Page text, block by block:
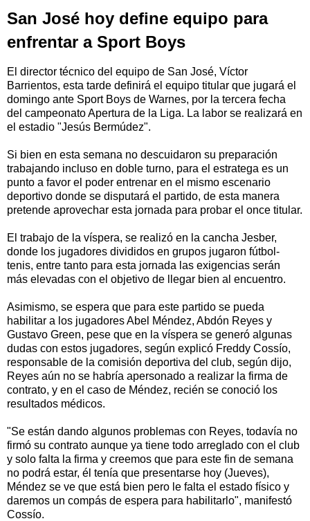
San José hoy define equipo para
enfrentar a Sport Boys
El director técnico del equipo de San José, Víctor
Barrientos, esta tarde definirá el equipo titular que jugará el
domingo ante Sport Boys de Warnes, por la tercera fecha
del campeonato Apertura de la Liga. La labor se realizará en
el estadio "Jesús Bermúdez".
Si bien en esta semana no descuidaron su preparación
trabajando incluso en doble turno, para el estratega es un
punto a favor el poder entrenar en el mismo escenario
deportivo donde se disputará el partido, de esta manera
pretende aprovechar esta jornada para probar el once titular.
El trabajo de la víspera, se realizó en la cancha Jesber,
donde los jugadores divididos en grupos jugaron fútbol-
tenis, entre tanto para esta jornada las exigencias serán
más elevadas con el objetivo de llegar bien al encuentro.
Asimismo, se espera que para este partido se pueda
habilitar a los jugadores Abel Méndez, Abdón Reyes y
Gustavo Green, pese que en la víspera se generó algunas
dudas con estos jugadores, según explicó Freddy Cossío,
responsable de la comisión deportiva del club, según dijo,
Reyes aún no se habría apersonado a realizar la firma de
contrato, y en el caso de Méndez, recién se conoció los
resultados médicos.
"Se están dando algunos problemas con Reyes, todavía no
firmó su contrato aunque ya tiene todo arreglado con el club
y solo falta la firma y creemos que para este fin de semana
no podrá estar, él tenía que presentarse hoy (Jueves),
Méndez se ve que está bien pero le falta el estado físico y
daremos un compás de espera para habilitarlo", manifestó
Cossío.